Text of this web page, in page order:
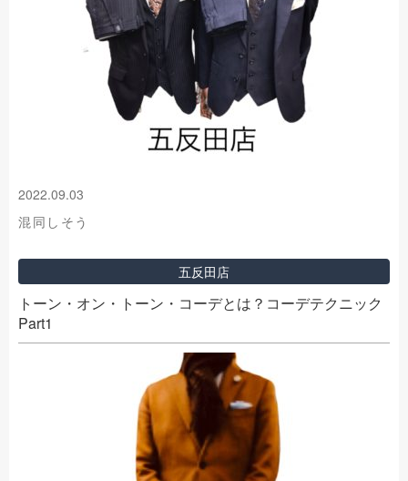
2022.09.03
混同しそう
五反田店
トーン・オン・トーン・コーデとは？コーデテクニック
Part1